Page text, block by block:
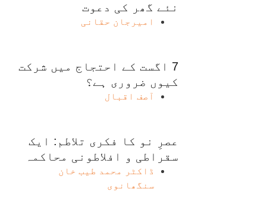
نئے گھر کی دعوت
امیرجان حقانی
7 اگست کے احتجاج میں شرکت
کیوں ضروری ہے؟
آصف اقبال
عصرِ نو کا فکری تلاطم: ایک
سقراطی و افلاطونی محاکمہ
ڈاکٹر محمد طیب خان
سنگھانوی